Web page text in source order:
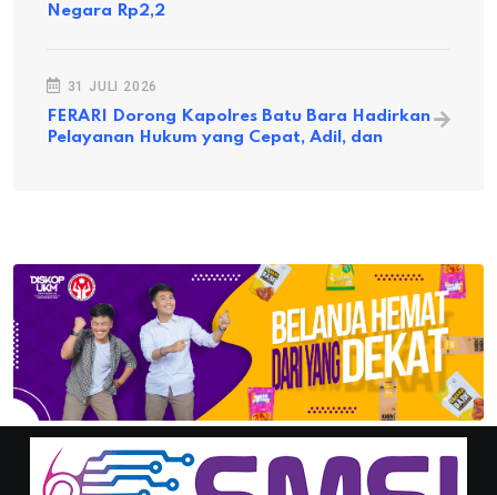
Negara Rp2,2
31 JULI 2026
FERARI Dorong Kapolres Batu Bara Hadirkan
Pelayanan Hukum yang Cepat, Adil, dan